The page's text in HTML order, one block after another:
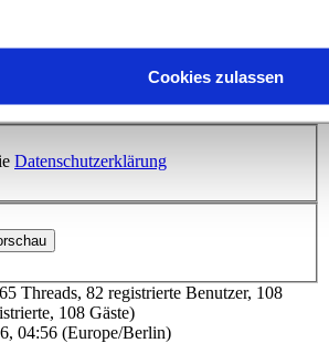
Cookies zulassen
Datenschutzerklärung
Threads, 82 registrierte Benutzer, 108
108 Gäste)
04:56 (Europe/Berlin)